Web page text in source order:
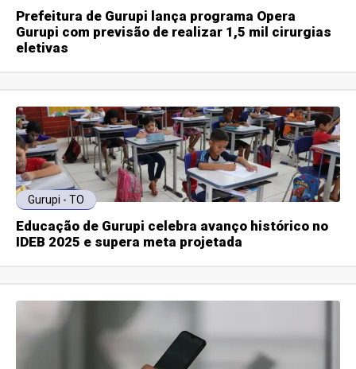
Prefeitura de Gurupi lança programa Opera
Gurupi com previsão de realizar 1,5 mil cirurgias
eletivas
Gurupi - TO
Educação de Gurupi celebra avanço histórico no
IDEB 2025 e supera meta projetada